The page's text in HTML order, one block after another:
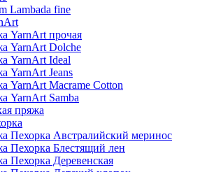
Lambada fine
YarnArt прочая
YarnArt Dolche
YarnArt Ideal
YarnArt Jeans
YarnArt Macrame Cotton
YarnArt Samba
пряжа
Пехорка Австралийский меринос
Пехорка Блестящий лен
Пехорка Деревенская